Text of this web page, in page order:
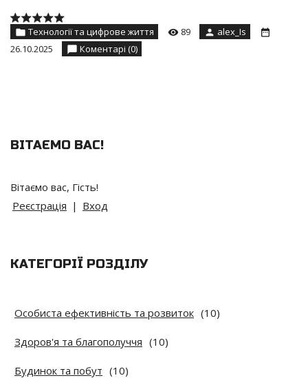
Технології та цифрове життя 89
alex_Is
26.10.2025
Коментарі (0)
ВІТАЄМО ВАС!
Вітаємо вас, Гість!
Реєстрація | Вход
КАТЕГОРІЇ РОЗДІЛУ
Особиста ефективність та розвиток (10)
Здоров'я та благополуччя (10)
Будинок та побут (10)